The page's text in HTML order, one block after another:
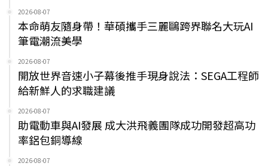
2026-08-07
本命萌友隨身帶！華碩攜手三麗鷗跨界聯名大玩AI
筆電潮流美學
2026-08-07
開放世界音速小子幕後推手現身說法：SEGA工程師
給新鮮人的求職建議
2026-08-07
助電動車與AI發展 成大洪飛義團隊成功開發超高功
率鋁包銅導線
2026-08-07